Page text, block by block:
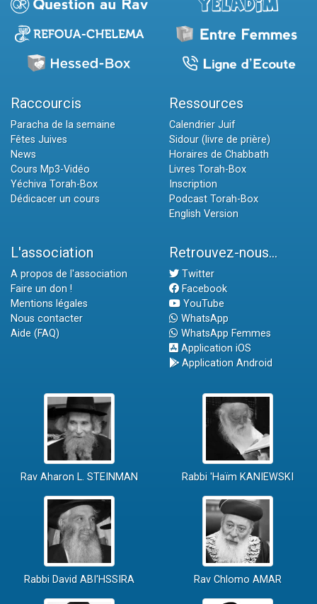
Raccourcis
Paracha de la semaine
Fêtes Juives
News
Cours Mp3-Vidéo
Yéchiva Torah-Box
Dédicacer un cours
Ressources
Calendrier Juif
Sidour (livre de prière)
Horaires de Chabbath
Livres Torah-Box
Inscription
Podcast Torah-Box
English Version
L'association
A propos de l'association
Faire un don !
Mentions légales
Nous contacter
Aide (FAQ)
Retrouvez-nous...
Twitter
Facebook
YouTube
WhatsApp
WhatsApp Femmes
Application iOS
Application Android
Rav Aharon L. STEINMAN Rabbi 'Haïm KANIEWSKI
Rabbi David ABI'HSSIRA Rav Chlomo AMAR